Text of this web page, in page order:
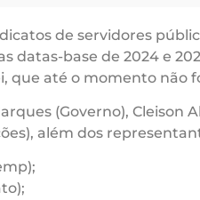
de servidores
base de 2024 e
que até o momento não
(Governo), Cleison
além dos